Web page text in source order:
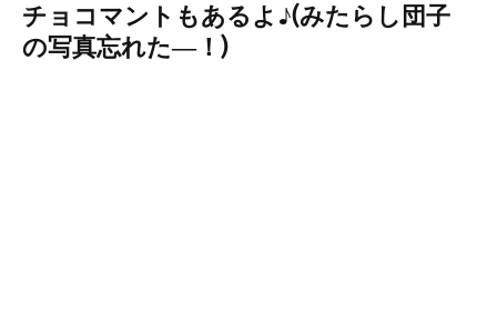
チョコマントもあるよ♪(みたらし団子
の写真忘れた―！)